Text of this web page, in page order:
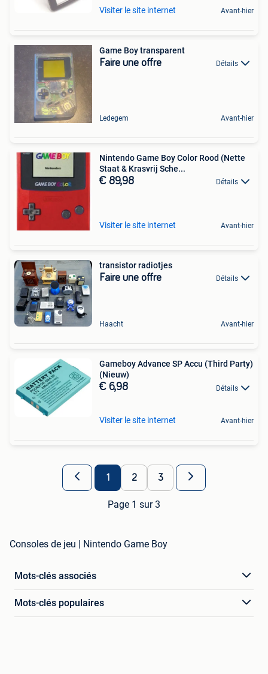
Visiter le site internet Avant-hier
Game Boy transparent
Faire une offre Détails
Ledegem Avant-hier
Nintendo Game Boy Color Rood (Nette
Staat & Krasvrij Sche...
€ 89,98 Détails
Visiter le site internet Avant-hier
transistor radiotjes
Faire une offre Détails
Haacht Avant-hier
Gameboy Advance SP Accu (Third Party)
(Nieuw)
€ 6,98 Détails
Visiter le site internet Avant-hier
1 2 3
Page 1 sur 3
Consoles de jeu | Nintendo Game Boy
Mots-clés associés
Mots-clés populaires